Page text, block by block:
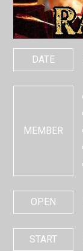
DATE
MEMBER
OPEN
START